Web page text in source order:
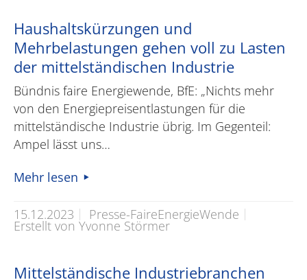
Haushaltskürzungen und
Mehrbelastungen gehen voll zu Lasten
der mittelständischen Industrie
Bündnis faire Energiewende, BfE: „Nichts mehr
von den Energiepreisentlastungen für die
mittelständische Industrie übrig. Im Gegenteil:
Ampel lässt uns…
Mehr lesen
15.12.2023 Presse-FaireEnergieWende
Erstellt von Yvonne Störmer
Mittelständische Industriebranchen